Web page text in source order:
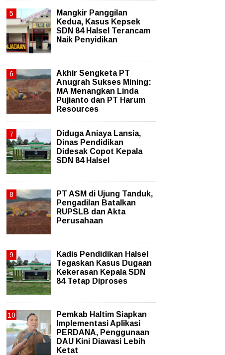
Mangkir Panggilan
Kedua, Kasus Kepsek
SDN 84 Halsel Terancam
Naik Penyidikan
Akhir Sengketa PT
Anugrah Sukses Mining:
MA Menangkan Linda
Pujianto dan PT Harum
Resources
Diduga Aniaya Lansia,
Dinas Pendidikan
Didesak Copot Kepala
SDN 84 Halsel
PT ASM di Ujung Tanduk,
Pengadilan Batalkan
RUPSLB dan Akta
Perusahaan
Kadis Pendidikan Halsel
Tegaskan Kasus Dugaan
Kekerasan Kepala SDN
84 Tetap Diproses
Pemkab Haltim Siapkan
Implementasi Aplikasi
PERDANA, Penggunaan
DAU Kini Diawasi Lebih
Ketat